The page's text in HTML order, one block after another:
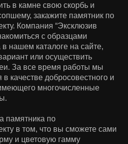
в камне свою скорбь и
закажите памятник по
Компания “Эксклюзив
с образцами
в нашем каталоге на сайте,
или осуществить
За все время работы мы
качестве добросовестного и
многочисленные
памятника по
в том, что вы сможете сами
и цветовую гамму